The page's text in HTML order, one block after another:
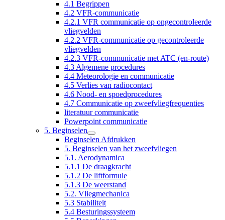
4.1 Begrippen
4.2 VFR-communicatie
4.2.1 VFR communicatie op ongecontroleerde
vliegvelden
4.2.2 VFR-communicatie op gecontroleerde
vliegvelden
4.2.3 VFR-communicatie met ATC (en-route)
4.3 Algemene procedures
4.4 Meteorologie en communicatie
4.5 Verlies van radiocontact
4.6 Nood- en spoedprocedures
4.7 Communicatie op zweefvliegfrequenties
literatuur communicatie
Powerpoint communicatie
5. Beginselen
Beginselen Afdrukken
5. Beginselen van het zweefvliegen
5.1. Aerodynamica
5.1.1 De draagkracht
5.1.2 De liftformule
5.1.3 De weerstand
5.2. Vliegmechanica
5.3 Stabiliteit
5.4 Besturingssysteem